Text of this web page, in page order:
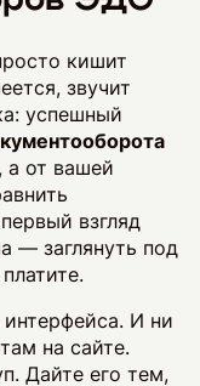
кишит
звучит
успешный
а от вашей
взгляд
— заглянуть под
И ни
на сайте.
Дайте его тем,